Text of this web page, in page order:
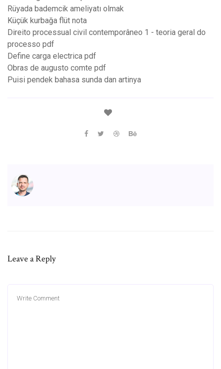
Rüyada bademcik ameliyatı olmak
Küçük kurbağa flüt nota
Direito processual civil contemporâneo 1 - teoria geral do
processo pdf
Define carga electrica pdf
Obras de augusto comte pdf
Puisi pendek bahasa sunda dan artinya
Leave a Reply